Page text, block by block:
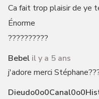
Ca fait trop plaisir de ye
Énorme
??????????
Bebel il y a 5 ans
j'adore merci